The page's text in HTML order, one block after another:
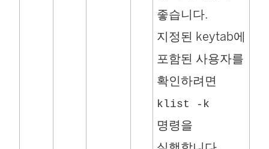
좋습니다.
지정된 keytab에
포함된 사용자를
확인하려면
klist -k
명령을